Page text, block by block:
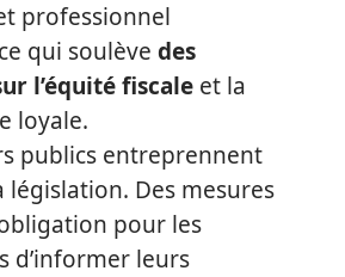
professionnel
qui soulève des
l’équité fiscale et la
loyale.
publics entreprennent
législation. Des mesures
pour les
d’informer leurs